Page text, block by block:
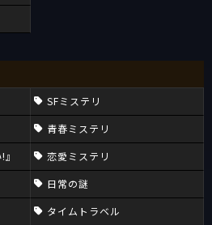
SFミステリ
青春ミステリ
恋愛ミステリ
日常の謎
タイムトラベル